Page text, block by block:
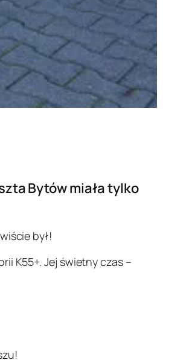
Bytów miała tylko
był!
K55+. Jej świetny czas –